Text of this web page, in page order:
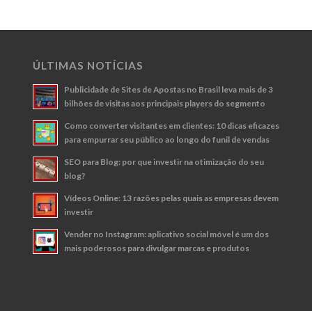
ÚLTIMAS NOTÍCIAS
Publicidade de Sites de Apostas no Brasil leva mais de 3
bilhões de visitas aos principais players do segmento
Como converter visitantes em clientes: 10 dicas eficazes
para empurrar seu público ao longo do funil de vendas
SEO para Blog: por que investir na otimização do seu
blog?
Vídeos Online: 13 razões pelas quais as empresas devem
investir
Vender no Instagram: aplicativo social móvel é um dos
mais poderosos para divulgar marcas e produtos